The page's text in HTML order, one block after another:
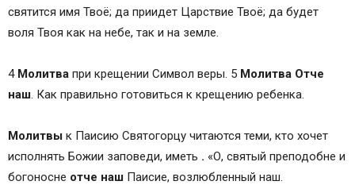
святится имя Твоё; да приидет Царствие Твоё; да будет
воля Твоя как на небе, так и на земле.
4 Молитва при крещении Символ веры. 5 Молитва Отче
наш. Как правильно готовиться к крещению ребенка.
Молитвы к Паисию Святогорцу читаются теми, кто хочет
исполнять Божии заповеди, иметь . «О, святый преподобне и
богоносне отче наш Паисие, возлюбленный наш.